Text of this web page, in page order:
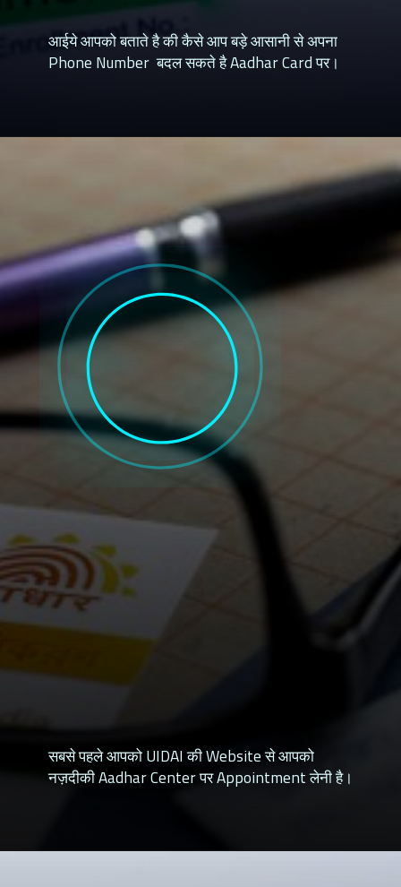
आईये आपको बताते है की कैसे आप बड़े आसानी से अपना
Phone Number बदल सकते है Aadhar Card पर।
सबसे पहले आपको UIDAI की Website से आपको
नज़दीकी Aadhar Center पर Appointment लेनी है।